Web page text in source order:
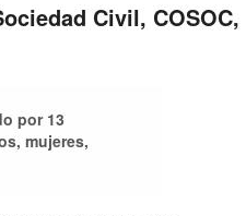
Civil, COSOC,
por 13
mujeres,